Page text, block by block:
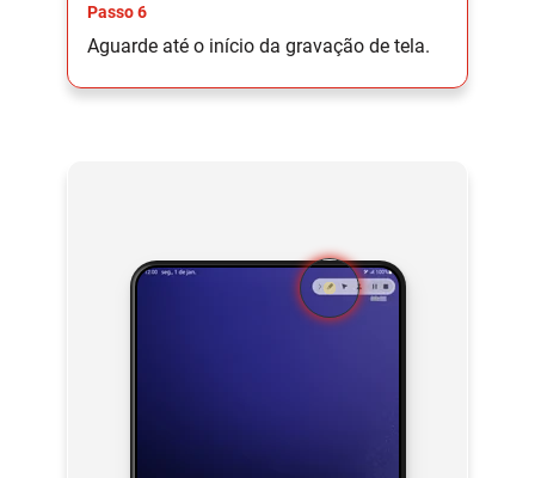
Passo 6
Aguarde até o início da gravação de tela.